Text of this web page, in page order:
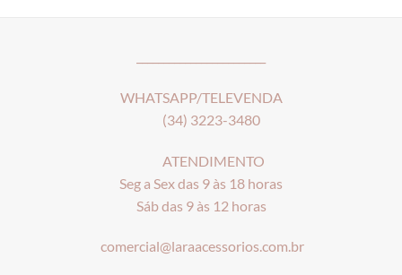
WHATSAPP/TELEVENDA
(34) 3223-3480
ATENDIMENTO
Seg a Sex das 9 às 18 horas
Sáb das 9 às 12 horas
comercial@laraacessorios.com.br